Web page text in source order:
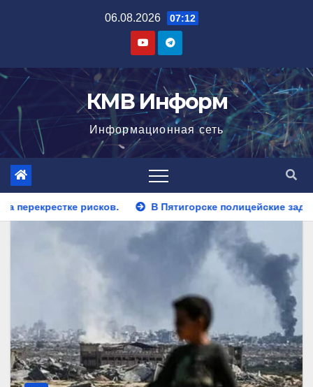
06.08.2026 07:12
КМВ Информ
Информационная сеть
В Пятигорске полицейские задержали закладчика,